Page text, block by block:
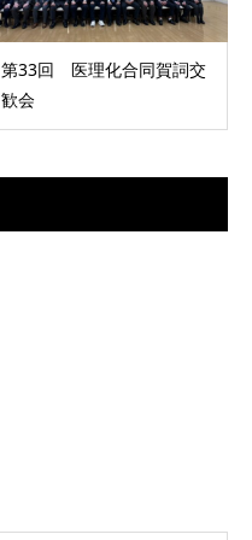
第33回 医理化合同賀詞交
歓会